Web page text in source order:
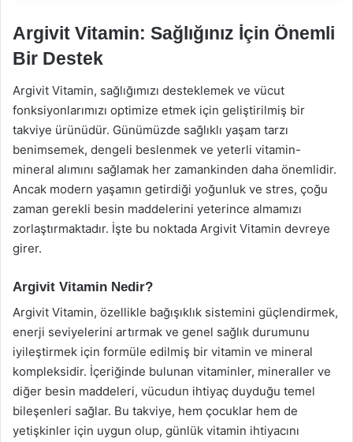
Argivit Vitamin: Sağlığınız İçin Önemli
Bir Destek
Argivit Vitamin, sağlığımızı desteklemek ve vücut
fonksiyonlarımızı optimize etmek için geliştirilmiş bir
takviye ürünüdür. Günümüzde sağlıklı yaşam tarzı
benimsemek, dengeli beslenmek ve yeterli vitamin-
mineral alımını sağlamak her zamankinden daha önemlidir.
Ancak modern yaşamın getirdiği yoğunluk ve stres, çoğu
zaman gerekli besin maddelerini yeterince almamızı
zorlaştırmaktadır. İşte bu noktada Argivit Vitamin devreye
girer.
Argivit Vitamin Nedir?
Argivit Vitamin, özellikle bağışıklık sistemini güçlendirmek,
enerji seviyelerini artırmak ve genel sağlık durumunu
iyileştirmek için formüle edilmiş bir vitamin ve mineral
kompleksidir. İçeriğinde bulunan vitaminler, mineraller ve
diğer besin maddeleri, vücudun ihtiyaç duyduğu temel
bileşenleri sağlar. Bu takviye, hem çocuklar hem de
yetişkinler için uygun olup, günlük vitamin ihtiyacını